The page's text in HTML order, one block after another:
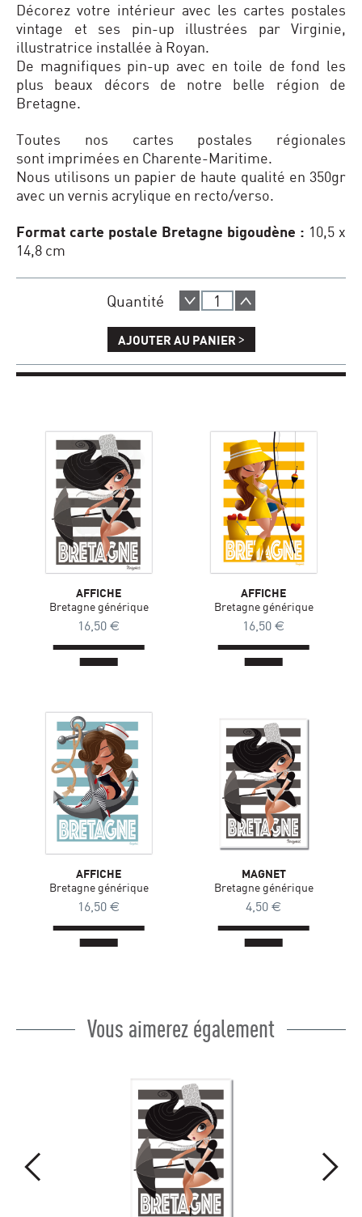
Décorez votre intérieur avec les cartes postales
vintage et ses pin-up illustrées par Virginie,
illustratrice installée à Royan.
De magnifiques pin-up avec en toile de fond les
plus beaux décors de notre belle région de
Bretagne.
Toutes nos cartes postales régionales
sont imprimées en Charente-Maritime.
Nous utilisons un papier de haute qualité en 350gr
avec un vernis acrylique en recto/verso.
Format carte postale Bretagne bigoudène : 10,5 x
14,8 cm
Quantité
AJOUTER AU PANIER >
AFFICHE
Bretagne générique
16,50 €
AFFICHE
Bretagne générique
16,50 €
AFFICHE
Bretagne générique
16,50 €
MAGNET
Bretagne générique
4,50 €
Vous aimerez également